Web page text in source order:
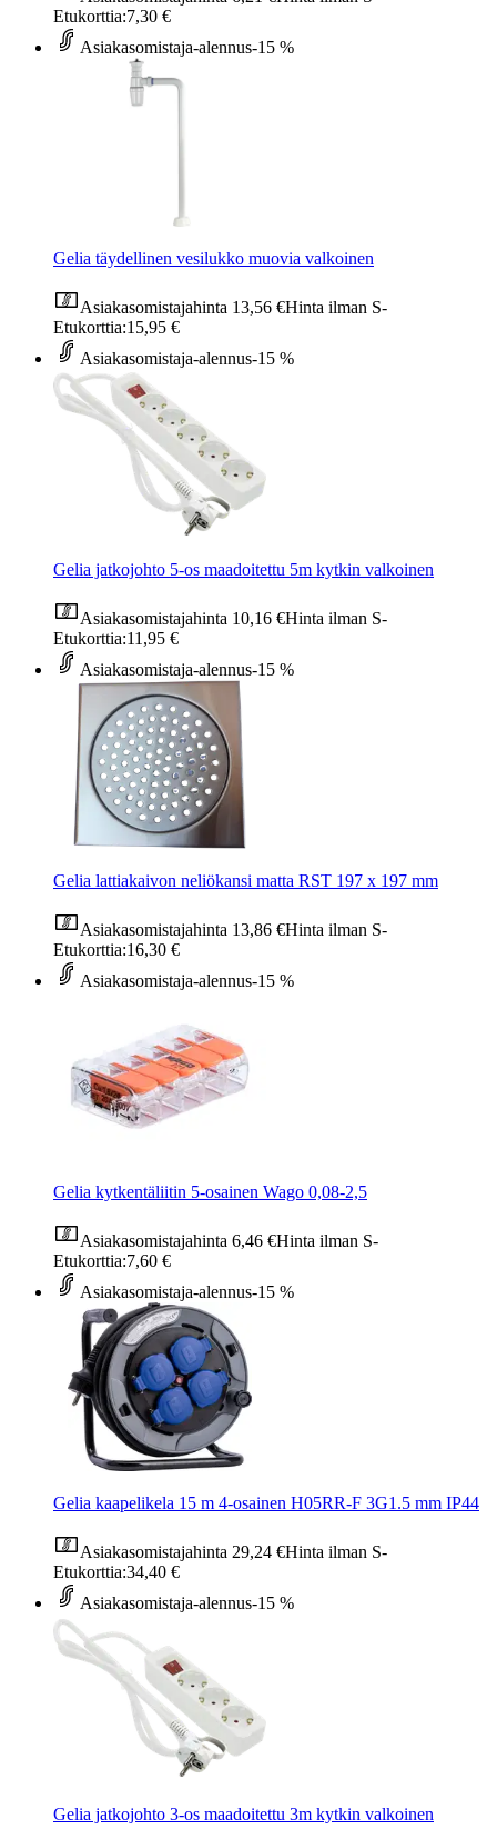
Etukorttia:7,30 €
Asiakasomistaja-alennus-15 %
Gelia täydellinen vesilukko muovia valkoinen
Asiakasomistajahinta 13,56 €Hinta ilman S-
Etukorttia:15,95 €
Asiakasomistaja-alennus-15 %
Gelia jatkojohto 5-os maadoitettu 5m kytkin valkoinen
Asiakasomistajahinta 10,16 €Hinta ilman S-
Etukorttia:11,95 €
Asiakasomistaja-alennus-15 %
Gelia lattiakaivon neliökansi matta RST 197 x 197 mm
Asiakasomistajahinta 13,86 €Hinta ilman S-
Etukorttia:16,30 €
Asiakasomistaja-alennus-15 %
Gelia kytkentäliitin 5-osainen Wago 0,08-2,5
Asiakasomistajahinta 6,46 €Hinta ilman S-
Etukorttia:7,60 €
Asiakasomistaja-alennus-15 %
Gelia kaapelikela 15 m 4-osainen H05RR-F 3G1.5 mm IP44
Asiakasomistajahinta 29,24 €Hinta ilman S-
Etukorttia:34,40 €
Asiakasomistaja-alennus-15 %
Gelia jatkojohto 3-os maadoitettu 3m kytkin valkoinen